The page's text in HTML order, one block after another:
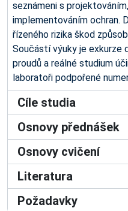
seznámeni s
implementováním ochran.
řízeného rizika škod
Součástí výuky je exkurze
proudů a reálné studium
laboratoři podpořené
Cíle studia
Osnovy přednášek
Osnovy cvičení
Literatura
Požadavky